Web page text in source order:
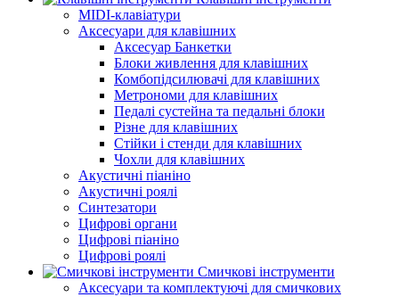
MIDI-клавіатури
Аксесуари для клавішних
Аксесуар Банкетки
Блоки живлення для клавішних
Комбопідсилювачі для клавішних
Метрономи для клавішних
Педалі сустейна та педальні блоки
Різне для клавішних
Стійки і стенди для клавішних
Чохли для клавішних
Акустичні піаніно
Акустичні роялі
Синтезатори
Цифрові органи
Цифрові піаніно
Цифрові роялі
Смичкові інструменти
Аксесуари та комплектуючі для смичкових